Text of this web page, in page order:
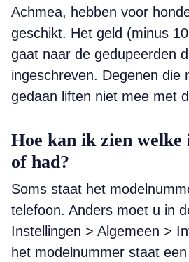
Achmea, hebben voor
geschikt. Het geld (minus
gaat naar de gedupeerden
ingeschreven. Degenen die
gedaan liften niet mee met
Hoe kan ik zien welke
of had?
Soms staat het
telefoon. Anders moet u in
Instellingen > Algemeen >
het modelnummer staat